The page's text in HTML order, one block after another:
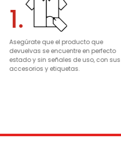
1.
Asegúrate que el producto que
devuelvas se encuentre en perfecto
estado y sin señales de uso, con sus
accesorios y etiquetas.